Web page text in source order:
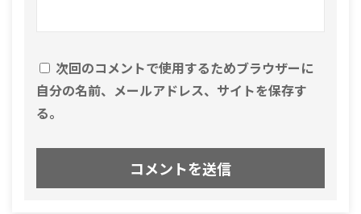
次回のコメントで使用するためブラウザーに
自分の名前、メールアドレス、サイトを保存す
る。